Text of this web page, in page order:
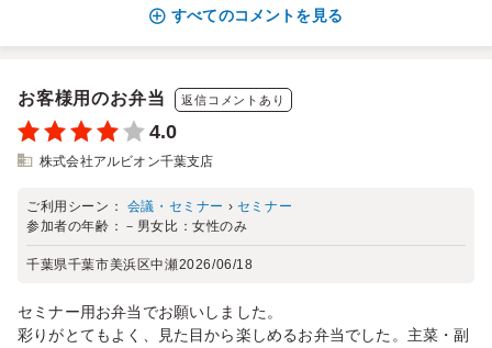
すべてのコメントを見る
お客様用のお弁当 返信コメントあり
4.0
株式会社アルビオン千葉支店
ご利用シーン： 会議・セミナー › セミナー
参加者の年齢： － 男女比：女性のみ
千葉県千葉市美浜区中瀬2026/06/18
セミナー用お弁当でお願いしました。
彩りがとてもよく、見た目から楽しめるお弁当でした。主菜・副